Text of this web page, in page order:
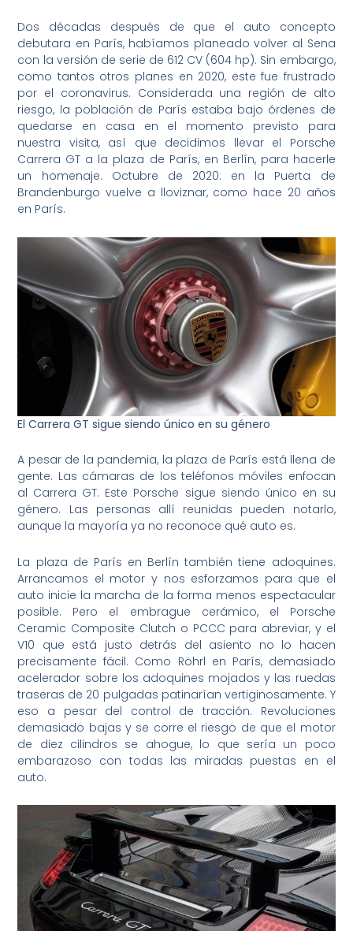
Dos décadas después de que el auto concepto
debutara en París, habíamos planeado volver al Sena
con la versión de serie de 612 CV (604 hp). Sin embargo,
como tantos otros planes en 2020, este fue frustrado
por el coronavirus. Considerada una región de alto
riesgo, la población de París estaba bajo órdenes de
quedarse en casa en el momento previsto para
nuestra visita, así que decidimos llevar el Porsche
Carrera GT a la plaza de París, en Berlín, para hacerle
un homenaje. Octubre de 2020: en la Puerta de
Brandenburgo vuelve a lloviznar, como hace 20 años
en París.
El Carrera GT sigue siendo único en su género
A pesar de la pandemia, la plaza de París está llena de
gente. Las cámaras de los teléfonos móviles enfocan
al Carrera GT. Este Porsche sigue siendo único en su
género. Las personas allí reunidas pueden notarlo,
aunque la mayoría ya no reconoce qué auto es.
La plaza de París en Berlín también tiene adoquines.
Arrancamos el motor y nos esforzamos para que el
auto inicie la marcha de la forma menos espectacular
posible. Pero el embrague cerámico, el Porsche
Ceramic Composite Clutch o PCCC para abreviar, y el
V10 que está justo detrás del asiento no lo hacen
precisamente fácil. Como Röhrl en París, demasiado
acelerador sobre los adoquines mojados y las ruedas
traseras de 20 pulgadas patinarían vertiginosamente. Y
eso a pesar del control de tracción. Revoluciones
demasiado bajas y se corre el riesgo de que el motor
de diez cilindros se ahogue, lo que sería un poco
embarazoso con todas las miradas puestas en el
auto.